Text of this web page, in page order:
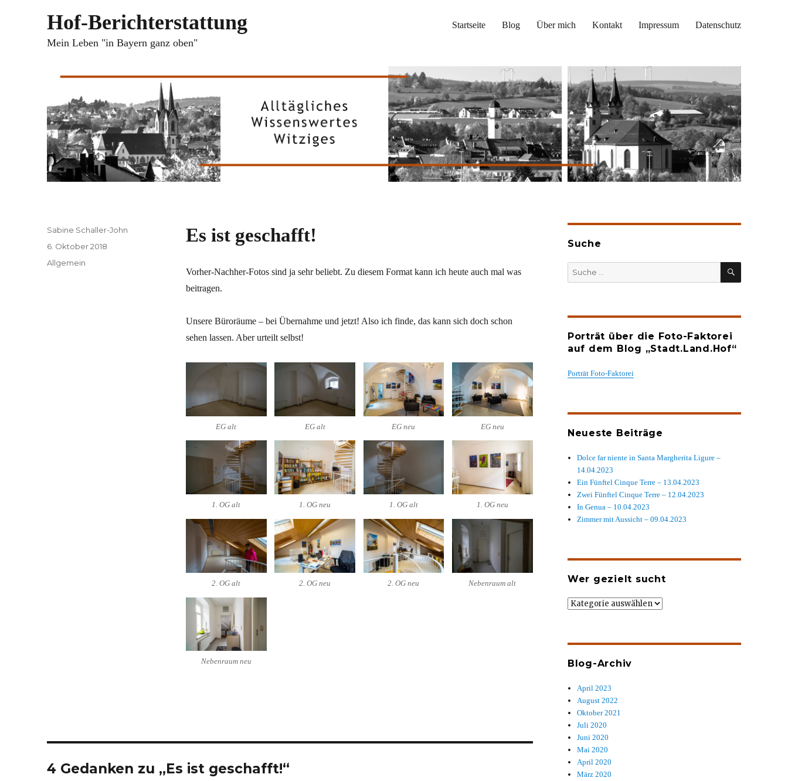
Hof-Berichterstattung
Mein Leben "in Bayern ganz oben"
Startseite Blog Über mich Kontakt Impressum Datenschutz
Es ist geschafft!
Vorher-Nachher-Fotos sind ja sehr beliebt. Zu diesem Format kann ich heute auch mal was
beitragen.
Unsere Büroräume – bei Übernahme und jetzt! Also ich finde, das kann sich doch schon
sehen lassen. Aber urteilt selbst!
EG alt EG alt EG neu EG neu
1. OG alt 1. OG neu 1. OG alt 1. OG neu
2. OG alt 2. OG neu 2. OG neu Nebenraum alt
Nebenraum neu
Autor
Sabine Schaller-John
Veröffentlicht
am
6. Oktober 2018
Kategorien
Allgemein
4 Gedanken zu „Es ist geschafft!“
Suche
SUCHEN
Porträt über die Foto-Faktorei
auf dem Blog „Stadt.Land.Hof“
Porträt Foto-Faktorei
Neueste Beiträge
Dolce far niente in Santa Margherita Ligure –
14.04.2023
Ein Fünftel Cinque Terre – 13.04.2023
Zwei Fünftel Cinque Terre – 12.04.2023
In Genua – 10.04.2023
Zimmer mit Aussicht – 09.04.2023
Wer gezielt sucht
Wer
Blog-Archiv
April 2023
August 2022
Oktober 2021
Juli 2020
Juni 2020
Mai 2020
April 2020
März 2020